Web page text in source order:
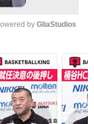
by GliaStudios